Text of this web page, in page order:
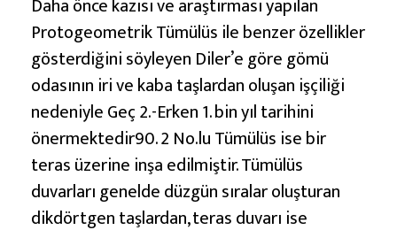
Protogeometrik Tümülüs ile benzer özellikler
gösterdiğini söyleyen Diler’e göre gömü
odasının iri ve kaba taşlardan oluşan işçiliği
nedeniyle Geç 2.-Erken 1. bin yıl tarihini
önermektedir90. 2 No.lu Tümülüs ise bir
teras üzerine inşa edilmiştir. Tümülüs
duvarları genelde düzgün sıralar oluşturan
dikdörtgen taşlardan, teras duvarı ise